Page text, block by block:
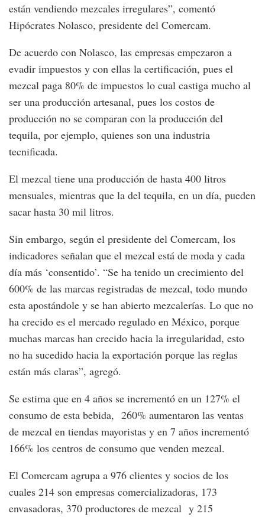
están vendiendo mezcales irregulares”, comentó
Hipócrates Nolasco, presidente del Comercam.
De acuerdo con Nolasco, las empresas empezaron a
evadir impuestos y con ellas la certificación, pues el
mezcal paga 80% de impuestos lo cual castiga mucho al
ser una producción artesanal, pues los costos de
producción no se comparan con la producción del
tequila, por ejemplo, quienes son una industria
tecnificada.
El mezcal tiene una producción de hasta 400 litros
mensuales, mientras que la del tequila, en un día, pueden
sacar hasta 30 mil litros.
Sin embargo, según el presidente del Comercam, los
indicadores señalan que el mezcal está de moda y cada
día más ‘consentido’. “Se ha tenido un crecimiento del
600% de las marcas registradas de mezcal, todo mundo
esta apostándole y se han abierto mezcalerías. Lo que no
ha crecido es el mercado regulado en México, porque
muchas marcas han crecido hacia la irregularidad, esto
no ha sucedido hacia la exportación porque las reglas
están más claras”, agregó.
Se estima que en 4 años se incrementó en un 127% el
consumo de esta bebida, 260% aumentaron las ventas
de mezcal en tiendas mayoristas y en 7 años incrementó
166% los centros de consumo que venden mezcal.
El Comercam agrupa a 976 clientes y socios de los
cuales 214 son empresas comercializadoras, 173
envasadoras, 370 productores de mezcal y 215